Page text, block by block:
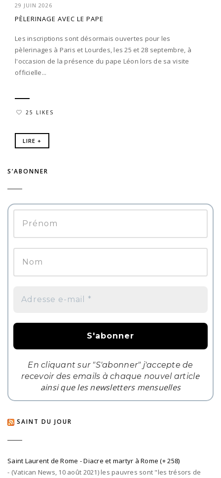
29 JUIN 2026
PÈLERINAGE AVEC LE PAPE
Les inscriptions sont désormais ouvertes pour les
pèlerinages à Paris et Lourdes, les 25 et 28 septembre, à
l'occasion de la présence du pape Léon lors de sa visite
officielle...
25 LIKES
LIRE +
S’ABONNER
En cliquant sur "S'abonner" j'accepte de
recevoir des emails à chaque nouvel article
ainsi que les newsletters mensuelles
SAINT DU JOUR
Saint Laurent de Rome - Diacre et martyr à Rome (+ 258)
- (Vatican News, 10 août 2021) les pauvres sont "les trésors de